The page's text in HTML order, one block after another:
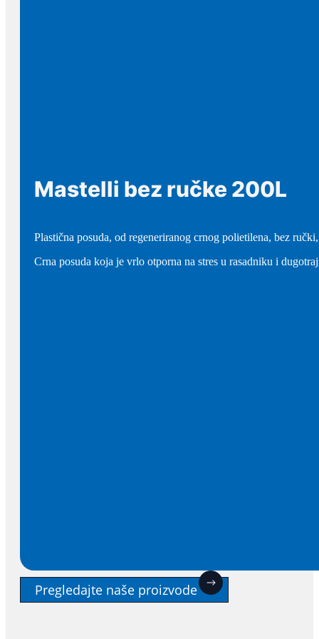
Mastelli bez ručke 200L
Plastična posuda, od regeneriranog crnog polietilena, bez
Crna posuda koja je vrlo otporna na stres u rasadniku i
Pregledajte naše proizvode